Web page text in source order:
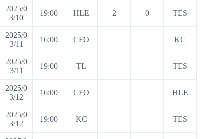
2025/0
3/10
19:00 HLE 2 0 TES
2025/0
3/11
16:00 CFO KC
2025/0
3/11
19:00 TL TES
2025/0
3/12
16:00 CFO HLE
2025/0
3/12
19:00 KC TES